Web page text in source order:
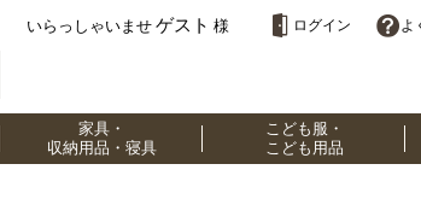
いらっしゃいませ ゲスト 様 ログイン よ
家具・
収納用品・寝具
こども服・
こども用品